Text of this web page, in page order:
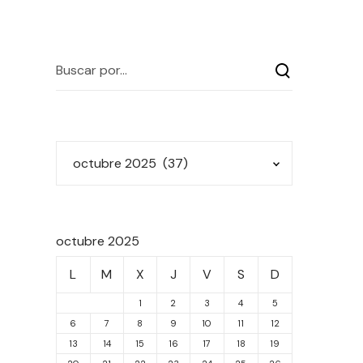
octubre 2025
L
M X J V S D
1 2 3 4
5
6
7 8 9 10 11
12
13
14 15 16 17 18
19